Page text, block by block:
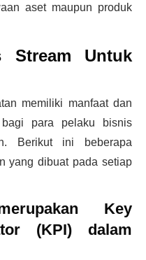
aset maupun produk
Stream Untuk
memiliki manfaat dan
para pelaku bisnis
Berikut ini beberapa
yang dibuat pada setiap
Key
(KPI) dalam